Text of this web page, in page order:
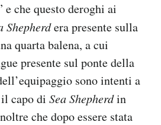
che questo deroghi ai
Shepherdera presente sulla
quarta balena, a cui
presente sul ponte della
sono intenti a
capo di Sea Shepherdin
che dopo essere stata